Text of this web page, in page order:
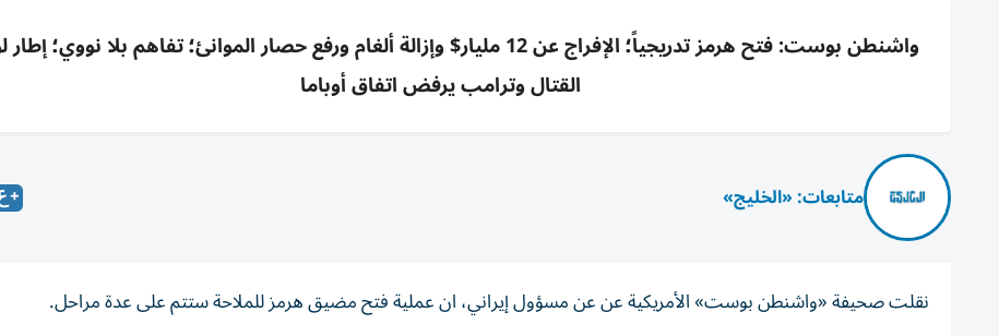
واشنطن بوست: فتح هرمز تدريجياً؛ الإفراج عن 12 مليار$ وإزالة ألغام ورفع حصار الموانئ؛ تفاهم بلا نووي؛
القتال وترامب يرفض اتفاق أوباما
متابعات: «الخليج»
نقلت صحيفة «واشنطن بوست» الأمريكية عن عن مسؤول إيراني، ان عملية فتح مضيق هرمز للملاحة ستتم على عدة مراحل.